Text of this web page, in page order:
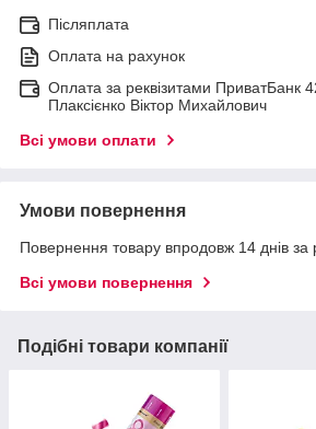
Післяплата
Оплата на рахунок
Оплата за реквізитами ПриватБанк
Плаксієнко Віктор Михайлович
Всі умови оплати
Умови повернення
Повернення товару впродовж 14 днів за
Всі умови повернення
Подібні товари компанії